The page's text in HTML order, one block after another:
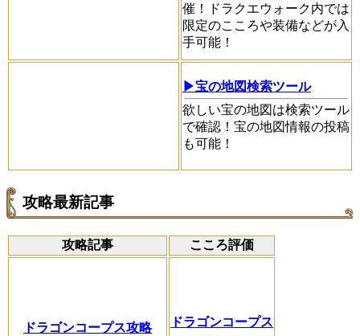
催！ドラクエウォーク内では
限定のこころや装備などが入
手可能！
▶宝の地図検索ツール
欲しい宝の地図は検索ツール
で確認！宝の地図情報の投稿
も可能！
攻略最新記事
攻略記事 こころ評価
ドラゴンコープス攻略 ドラゴンコープス